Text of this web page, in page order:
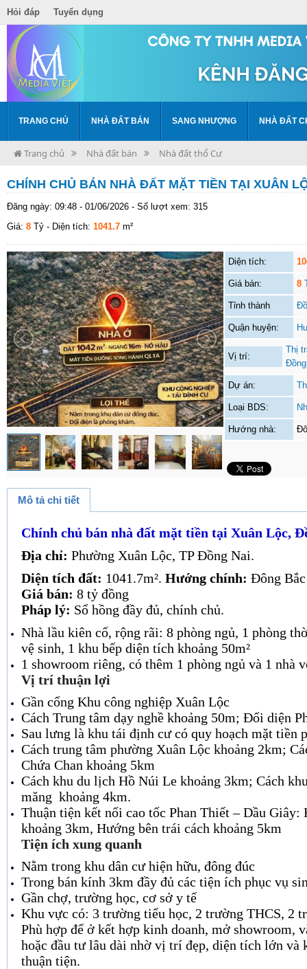
Hỏi đáp Tuyển dụng
TRANG CHỦ NHÀ ĐẤT BÁN SANG NHƯỢNG NHÀ ĐẤT
Trang chủ Nhà đất bán Nhà đất thổ Cư
CHÍNH CHỦ BÁN NHÀ ĐẤT MẶT TIỀN TẠI XUÂN
Đăng ngày: 09:48 - 01/06/2026 - Số lượt xem: 315
Giá: 8 Tỷ - Diện tích: 1041.7 m²
Diện tích:
Giá bán: 8
Tỉnh thành
Quận huyện:
Vị trí:
Thị
Dự án:
Loại BDS:
Hướng nhà:
Mô tả chi tiết
Chính chủ bán nhà đất mặt tiền tại Xuân Lộc,
Địa chỉ: Phường Xuân Lộc, TP Đồng Nai.
Diện tích đất: 1041.7m². Hướng chính: Đông Bắc
Giá bán: 8 tỷ đồng
Pháp lý: Sổ hồng đầy đủ, chính chủ.
Nhà lầu kiên cố, rộng rãi: 8 phòng ngủ, 1 phòng
vệ sinh, 1 khu bếp diện tích khoảng 50m²
1 showroom riêng, có thêm 1 phòng ngủ và 1 nhà
Vị trí thuận lợi
Gần cổng Khu công nghiệp Xuân Lộc
Cách Trung tâm dạy nghề khoảng 50m; Đối diện
Sau lưng là khu tái định cư có quy hoạch mặt tiền
Cách trung tâm phường Xuân Lộc khoảng 2km;
Chứa Chan khoảng 5km
Cách khu du lịch Hồ Núi Le khoảng 3km; Cách
măng khoảng 4km.
Thuận tiện kết nối cao tốc Phan Thiết – Dầu Giây:
khoảng 3km, Hướng bên trái cách khoảng 5km
Tiện ích xung quanh
Nằm trong khu dân cư hiện hữu, đông đúc
Trong bán kính 3km đầy đủ các tiện ích phục vụ
Gần chợ, trường học, cơ sở y tế
Khu vực có: 3 trường tiểu học, 2 trường THCS, 2
Phù hợp để ở kết hợp kinh doanh, mở showroom,
hoặc đầu tư lâu dài nhờ vị trí đẹp, diện tích lớn và
thuận tiện.